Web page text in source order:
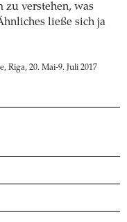
verstehen, was
ließe sich ja
Riga, 20. Mai-9. Juli 2017